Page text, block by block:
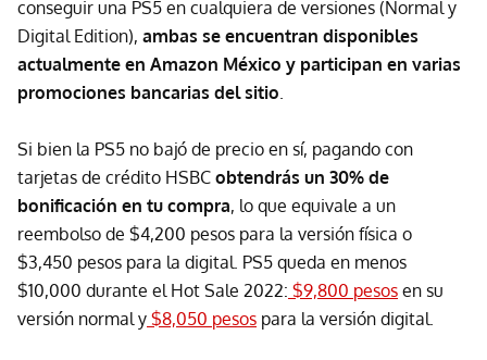
conseguir una PS5 en cualquiera de versiones (Normal y
Digital Edition), ambas se encuentran disponibles
actualmente en Amazon México y participan en varias
promociones bancarias del sitio
Si bien la PS5 no bajó de precio en sí, pagando con
tarjetas de crédito HSBC obtendrás un 30% de
bonificación en tu compra, lo que equivale a un
reembolso de $4,200 pesos para la versión física o
$3,450 pesos para la digital. PS5 queda en menos
$10,000 durante el Hot Sale 2022: $9,800 pesos en su
versión normal y $8,050 pesos para la versión digital.